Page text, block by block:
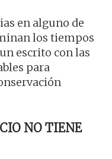
en alguno de
los tiempos
escrito con las
para
NO TIENE